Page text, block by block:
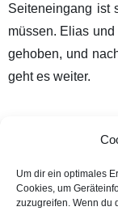
Um dir ein optimales
Cookies, um
zuzugreifen. Wenn du
Seiteneingang ist
müssen. Elias
gehoben, und
geht es weiter.